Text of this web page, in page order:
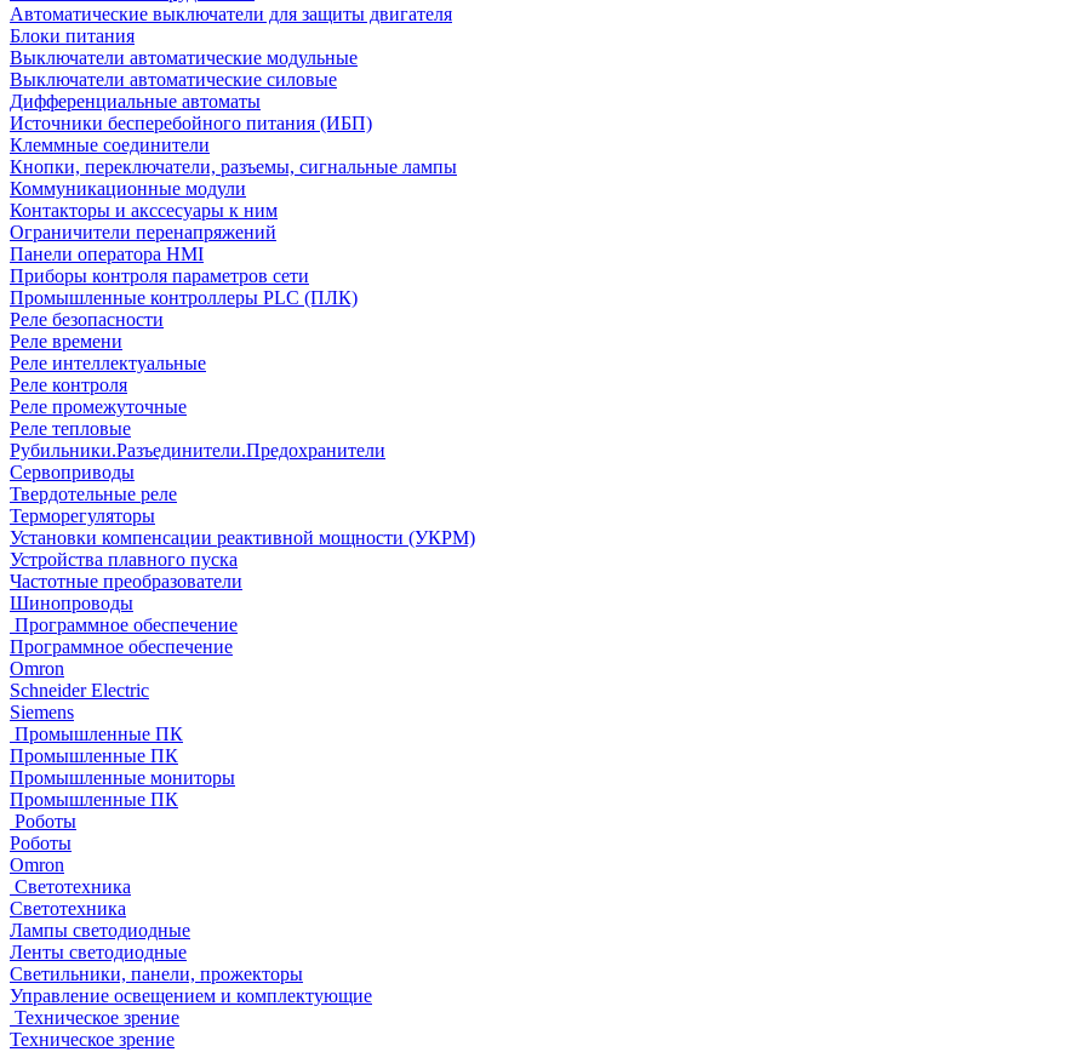
Автоматические выключатели для защиты двигателя
Блоки питания
Выключатели автоматические модульные
Выключатели автоматические силовые
Дифференциальные автоматы
Источники бесперебойного питания (ИБП)
Клеммные соединители
Кнопки, переключатели, разъемы, сигнальные лампы
Коммуникационные модули
Контакторы и акссесуары к ним
Ограничители перенапряжений
Панели оператора HMI
Приборы контроля параметров сети
Промышленные контроллеры PLC (ПЛК)
Реле безопасности
Реле времени
Реле интеллектуальные
Реле контроля
Реле промежуточные
Реле тепловые
Рубильники.Разъединители.Предохранители
Сервоприводы
Твердотельные реле
Терморегуляторы
Установки компенсации реактивной мощности (УКРМ)
Устройства плавного пуска
Частотные преобразователи
Шинопроводы
Программное обеспечение
Программное обеспечение
Omron
Schneider Electric
Siemens
Промышленные ПК
Промышленные ПК
Промышленные мониторы
Промышленные ПК
Роботы
Роботы
Omron
Светотехника
Светотехника
Лампы светодиодные
Ленты светодиодные
Светильники, панели, прожекторы
Управление освещением и комплектующие
Техническое зрение
Техническое зрение